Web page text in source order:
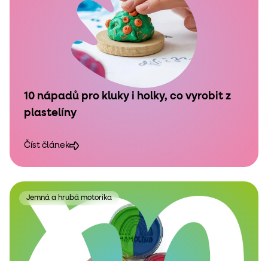
10 nápadů pro kluky i holky, co vyrobit z
plastelíny
Číst článek
Jemná a hrubá motorika